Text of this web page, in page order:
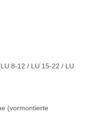
8-12 / LU 15-22 / LU